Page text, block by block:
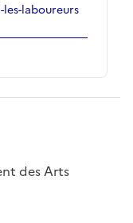
laboureurs
des Arts